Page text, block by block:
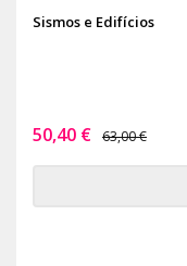
Sismos e Edifícios
50,40 € 63,00 €